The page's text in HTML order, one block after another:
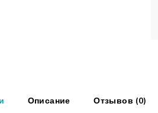
Описание Отзывов (0)